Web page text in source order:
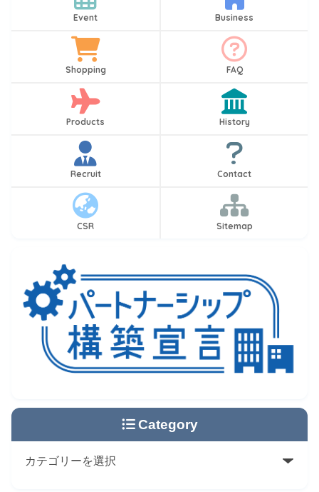
Event Business
Shopping FAQ
Products History
Recruit Contact
CSR Sitemap
Category